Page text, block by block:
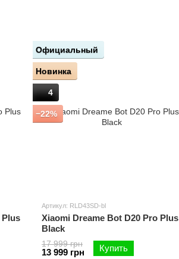
Plus
Официальный
Новинка
4
−22%
Артикул: RLD43SD-bl
Xiaomi Dreame Bot D20 Pro Plus
Black
17 999 грн
13 999 грн Купить